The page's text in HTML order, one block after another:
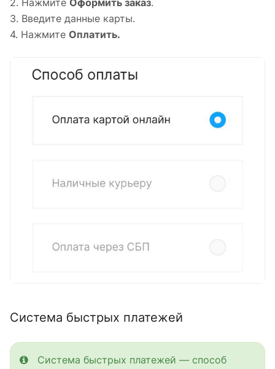
2. Нажмите Оформить заказ.
3. Введите данные карты.
4. Нажмите Оплатить.
Система быстрых платежей
Система быстрых платежей — способ